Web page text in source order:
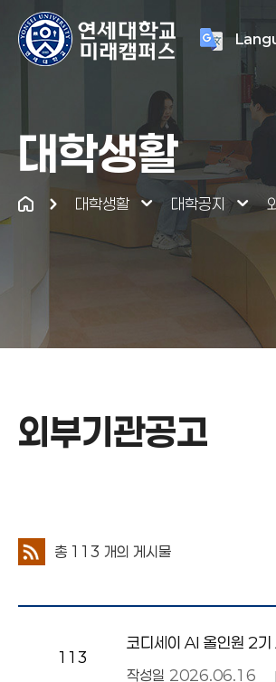
연
대학생활
대학생활 대학공지
외부기관공고
외부기관공고
총 113 개의 게시물
113
코디세이 AI 올인원 2
작성일 2026.06.16